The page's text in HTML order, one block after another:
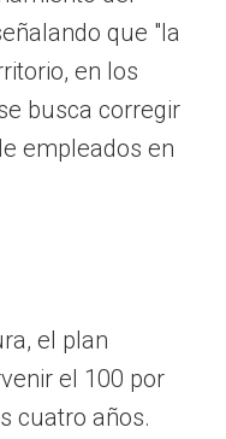
que "la
en los
busca corregir
empleados en
el plan
el 100 por
cuatro años.